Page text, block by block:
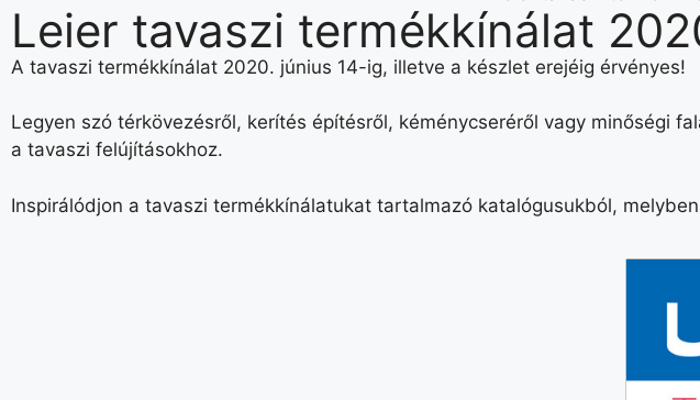
Leier tavaszi termékkínálat
A tavaszi termékkínálat 2020. június 14-ig, illetve a készlet erejéig érvényes!
Legyen szó térkövezésről, kerítés építésről, kéménycseréről vagy minőségi
a tavaszi felújításokhoz.
Inspirálódjon a tavaszi termékkínálatukat tartalmazó katalógusukból,